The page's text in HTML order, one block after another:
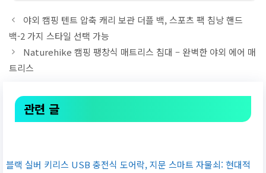
야외 캠핑 텐트 압축 캐리 보관 더플 백, 스포츠 팩 침낭 핸드
백-2 가지 스타일 선택 가능
Naturehike 캠핑 팽창식 매트리스 침대 – 완벽한 야외 에어 매
트리스
관련 글
블랙 실버 키리스 USB 충전식 도어락, 지문 스마트 자물쇠: 현대적